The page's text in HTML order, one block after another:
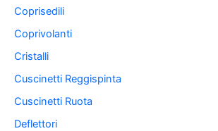
Coprisedili
Coprivolanti
Cristalli
Cuscinetti Reggispinta
Cuscinetti Ruota
Deflettori